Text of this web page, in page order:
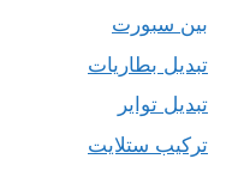
بين سبورت
تبديل بطاريات
تبديل تواير
تركيب ستلايت